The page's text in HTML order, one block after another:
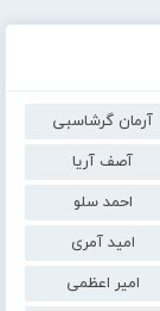
آرمان گرشاسبی
آصف آریا
احمد سلو
امید آمری
امیر اعظمی